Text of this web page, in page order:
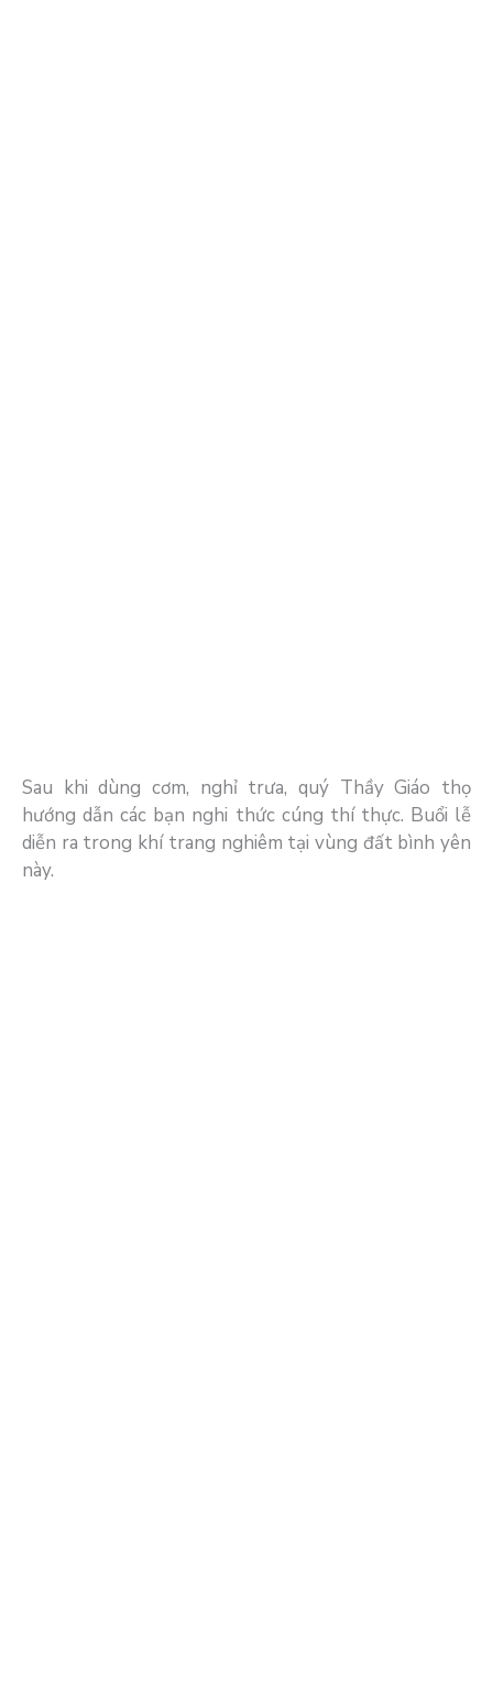
Sau khi dùng cơm, nghỉ trưa, quý Thầy Giáo thọ
hướng dẫn các bạn nghi thức cúng thí thực. Buổi lễ
diễn ra trong khí trang nghiêm tại vùng đất bình yên
này.